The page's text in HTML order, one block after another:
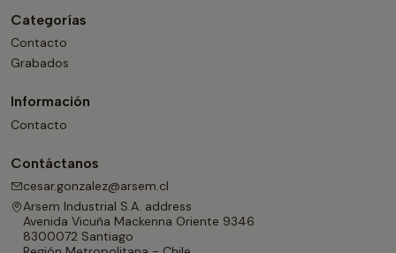
Categorías
Contacto
Grabados
Información
Contacto
Contáctanos
cesar.gonzalez@arsem.cl
Arsem Industrial S.A. address
Avenida Vicuña Mackenna Oriente 9346
8300072 Santiago